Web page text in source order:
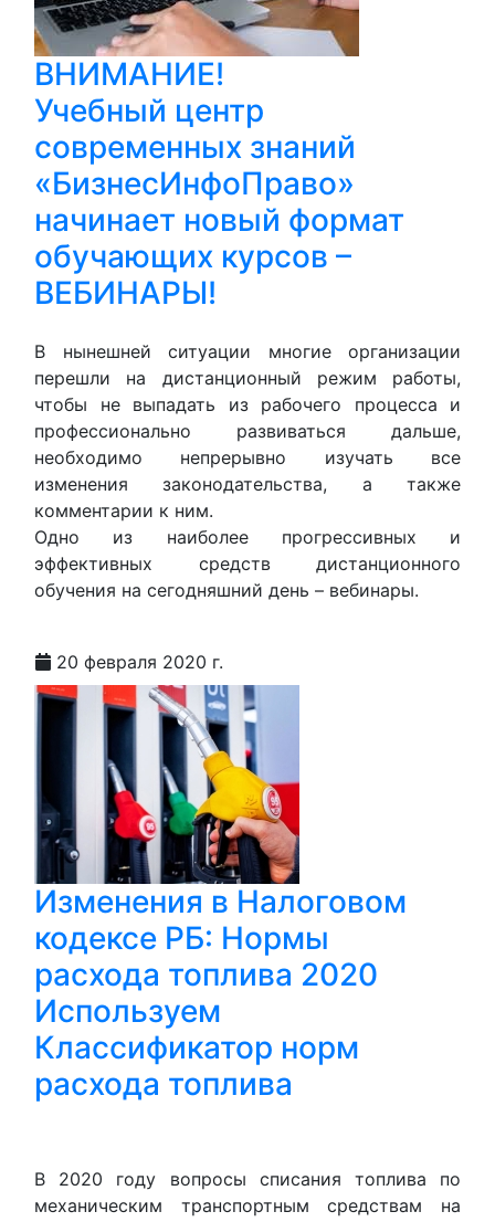
ВНИМАНИЕ!
Учебный центр
современных знаний
«БизнесИнфоПраво»
начинает новый формат
обучающих курсов –
ВЕБИНАРЫ!
В нынешней ситуации многие организации
перешли на дистанционный режим работы,
чтобы не выпадать из рабочего процесса и
профессионально развиваться дальше,
необходимо непрерывно изучать все
изменения законодательства, а также
комментарии к ним.
Одно из наиболее прогрессивных и
эффективных средств дистанционного
обучения на сегодняшний день – вебинары.
20 февраля 2020 г.
Изменения в Налоговом
кодексе РБ: Нормы
расхода топлива 2020
Используем
Классификатор норм
расхода топлива
В 2020 году вопросы списания топлива по
механическим транспортным средствам на